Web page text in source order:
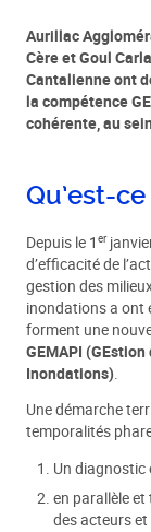
Aurillac
Cère et Goul
Cantalienne ont
la compétence
cohérente, au
Qu’est-
Depuis le 1er
d’efficacité de
gestion des
inondations a ont
forment une
GEMAPI
Inondations).
Une démarche
temporalités
Un diagnostic
en parallèle
des acteurs et